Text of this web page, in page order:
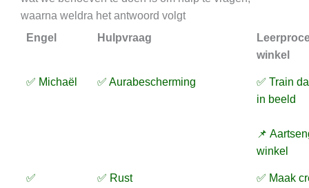
waarna weldra het antwoord volgt
Engel
Hulpvraag
winkel
✅ Michaël ✅ Aurabescherming
✅ Train
in beeld
📌
winkel
✅
✅ Rust
✅ Maak